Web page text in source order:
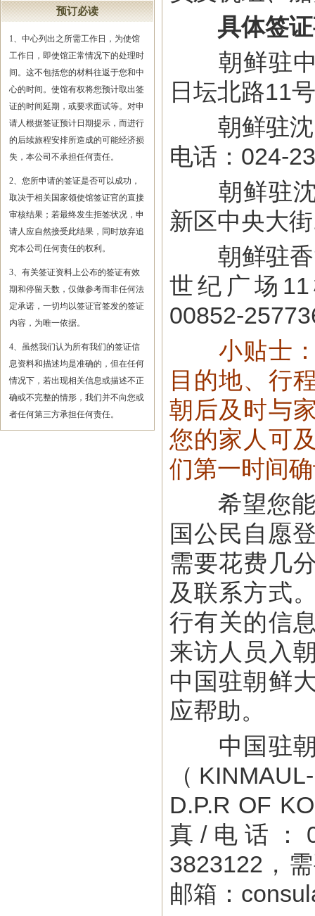
预订必读
1、中心列出之所需工作日，为使馆
工作日，即使馆正常情况下的处理时
间。这不包括您的材料往返于您和中
心的时间。使馆有权将您预计取出签
证的时间延期，或要求面试等。对申
请人根据签证预计日期提示，而进行
的后续旅程安排所造成的可能经济损
失，本公司不承担任何责任。
2、您所申请的签证是否可以成功，
取决于相关国家领使馆签证官的直接
审核结果；若最终发生拒签状况，申
请人应自然接受此结果，同时放弃追
究本公司任何责任的权利。
3、有关签证资料上公布的签证有效
期和停留天数，仅做参考而非任何法
定承诺，一切均以签证官签发的签证
内容，为唯一依据。
4、虽然我们认为所有我们的签证信
息资料和描述均是准确的，但在任何
情况下，若出现相关信息或描述不正
确或不完整的情形，我们并不向您或
者任何第三方承担任何责任。
具体签
朝鲜驻中
日坛北路11
朝鲜驻沈
电话：024-
朝鲜驻沈
新区中央大
朝鲜驻香
世纪广场11
00852-
小贴士
目的地、行
朝后及时与
您的家人可
们第一时间
希望您能
国公民自愿
需要花费几
及联系方式
行有关的信
来访人员入
中国驻朝鲜
应帮助。
中国驻朝
（
D.P.R OF
真/电话：
3823122，
邮箱：